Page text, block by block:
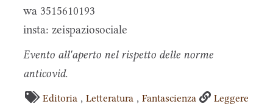
wa 3515610193
insta: zeispaziosociale
Evento all'aperto nel rispetto delle norme
anticovid.
Editoria, Letteratura, Fantascienza Leggere